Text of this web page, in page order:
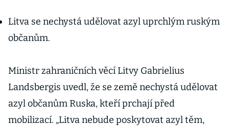
Litva se nechystá udělovat azyl uprchlým ruským
občanům.
Ministr zahraničních věcí Litvy Gabrielius
Landsbergis uvedl, že se země nechystá udělovat
azyl občanům Ruska, kteří prchají před
mobilizací. „Litva nebude poskytovat azyl těm,